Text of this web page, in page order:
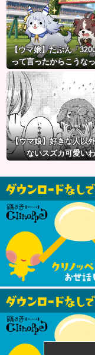
【ウマ娘】たぶん「
って言ったからこうな
【ウマ娘】好きな人以
ないスズカ可愛い